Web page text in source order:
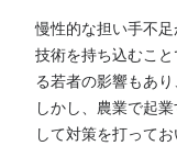
慢性的な担い手不
技術を持ち込むこ
る若者の影響もあ
しかし、農業で起
して対策を打って